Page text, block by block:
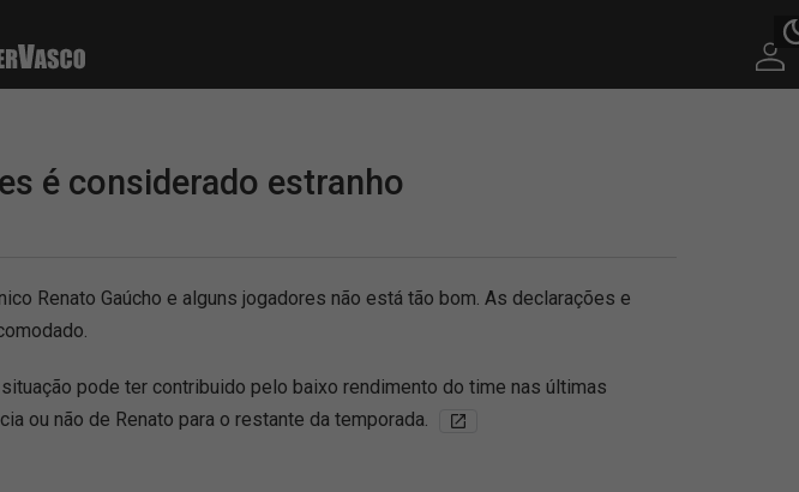
é considerado estranho
Renato Gaúcho e alguns jogadores não está tão bom. As declarações e
pode ter contribuido pelo baixo rendimento do time nas últimas
ou não de Renato para o restante da temporada.